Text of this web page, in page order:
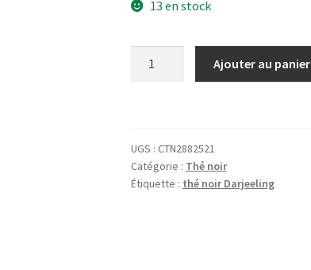
13 en stock
Spring
Valley
Ajouter au panier
UGS : CTN2882521
Catégorie : Thé noir
Étiquette : thé noir Darjeeling